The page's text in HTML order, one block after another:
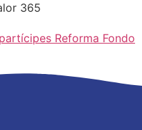
Reforma Fondo
365